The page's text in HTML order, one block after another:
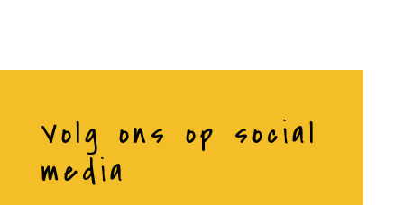
Volg ons op social
media